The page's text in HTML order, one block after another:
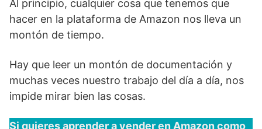
Al principio, cualquier cosa que tenemos que
hacer en la plataforma de Amazon nos lleva un
montón de tiempo.
Hay que leer un montón de documentación y
muchas veces nuestro trabajo del día a día, nos
impide mirar bien las cosas.
Si quieres aprender a vender en Amazon como